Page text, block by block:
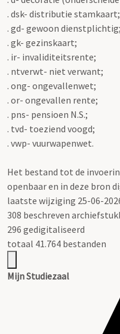
. dsk- distributie stamkaart;
. gd- gewoon dienstplichtig;
. gk- gezinskaart;
. ir- invaliditeitsrente;
. ntverwt- niet verwant;
. ong- ongevallenwet;
. or- ongevallen rente;
. pns- pensioen N.S.;
. tvd- toeziend voogd;
. vwp- vuurwapenwet.
Het bestand tot de
openbaar en in deze bron
laatste wijziging 25-06-
308 beschreven
296 gedigitaliseerd
totaal 41.764 bestanden
Mijn Studiezaal